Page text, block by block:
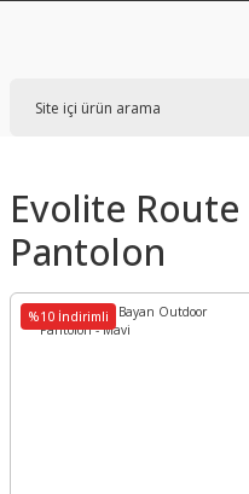
Evolite
Pantolon
%10 İndirimli